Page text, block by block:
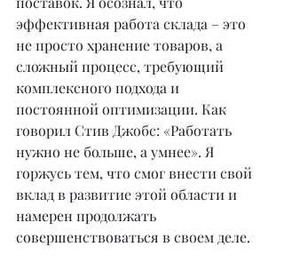
эффективная работа склада – это
не просто хранение товаров, а
сложный процесс, требующий
комплексного подхода и
постоянной оптимизации. Как
говорил Стив Джобс: «Работать
нужно не больше, а умнее». Я
горжусь тем, что смог внести свой
вклад в развитие этой области и
намерен продолжать
совершенствоваться в своем деле.